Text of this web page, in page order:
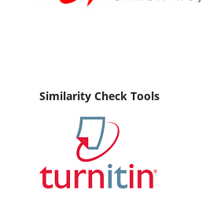
Similarity Check Tools